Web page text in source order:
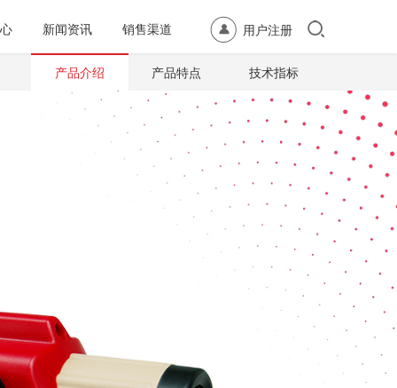
新闻资讯 销售渠道 用户注册
产品介绍 产品特点 技术指标